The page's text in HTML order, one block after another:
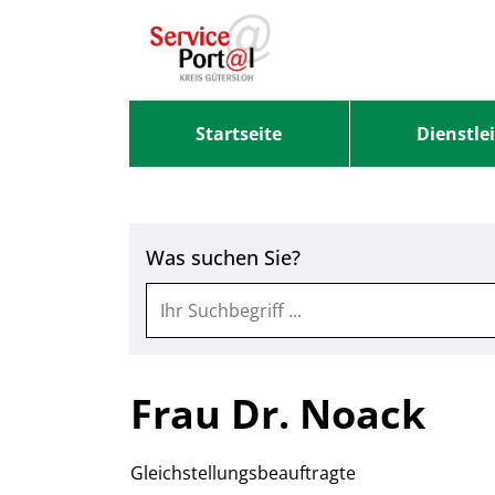
Zum Hauptinhalt springen
Startseite
Was suchen Sie?
Frau Dr. Noack
Gleichstellungsbeauftragte